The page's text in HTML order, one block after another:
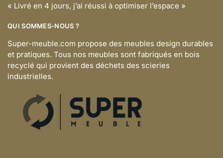
« Livré en 4 jours, j’ai réussi à optimiser l’espace »
QUI SOMMES-NOUS ?
Super-meuble.com propose des meubles design durables
et pratiques. Tous nos meubles sont fabriqués en bois
recyclé qui provient des déchets des scieries
industrielles.